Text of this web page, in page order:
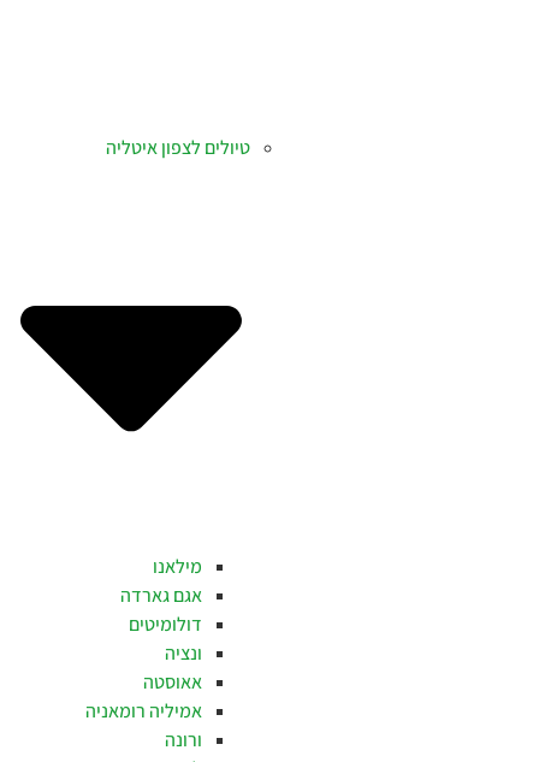
טיולים לצפון איטליה
מילאנו
אגם גארדה
דולומיטים
ונציה
אאוסטה
אמיליה רומאניה
ורונה